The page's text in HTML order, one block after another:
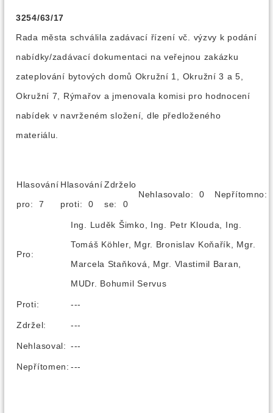
3254/63/17
Rada města schválila zadávací řízení vč. výzvy k podání
nabídky/zadávací dokumentaci na veřejnou zakázku
zateplování bytových domů Okružní 1, Okružní 3 a 5,
Okružní 7, Rýmařov a jmenovala komisi pro hodnocení
nabídek v navrženém složení, dle předloženého
materiálu.
Hlasování
pro: 7
Hlasování
proti: 0
Zdrželo
se: 0
Nehlasovalo: 0
Pro:
Ing. Luděk Šimko, Ing. Petr Klouda, Ing.
Tomáš Köhler, Mgr. Bronislav Koňařík, Mgr.
Marcela Staňková, Mgr. Vlastimil Baran,
MUDr. Bohumil Servus
Proti: ---
Zdržel: ---
Nehlasoval: ---
Nepřítomen: ---